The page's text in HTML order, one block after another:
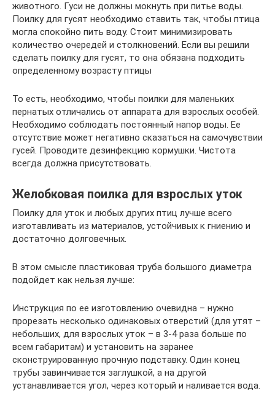
животного. Гуси не должны мокнуть при питье воды.
Поилку для гусят необходимо ставить так, чтобы птица
могла спокойно пить воду. Стоит минимизировать
количество очередей и столкновений. Если вы решили
сделать поилку для гусят, то она обязана подходить
определенному возрасту птицы
То есть, необходимо, чтобы поилки для маленьких
пернатых отличались от аппарата для взрослых особей.
Необходимо соблюдать постоянный напор воды. Ее
отсутствие может негативно сказаться на самочувствии
гусей. Проводите дезинфекцию кормушки. Чистота
всегда должна присутствовать.
Желобковая поилка для взрослых уток
Поилку для уток и любых других птиц лучше всего
изготавливать из материалов, устойчивых к гниению и
достаточно долговечных.
В этом смысле пластиковая труба большого диаметра
подойдет как нельзя лучше:
Инструкция по ее изготовлению очевидна – нужно
прорезать несколько одинаковых отверстий (для утят –
небольших, для взрослых уток – в 3-4 раза больше по
всем габаритам) и установить на заранее
сконструированную прочную подставку. Один конец
трубы завинчивается заглушкой, а на другой
устанавливается угол, через который и наливается вода.